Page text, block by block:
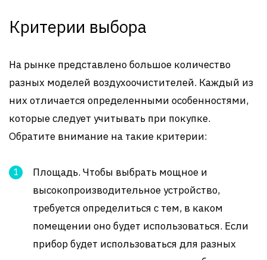
Критерии выбора
На рынке представлено большое количество
разных моделей воздухоочистителей. Каждый из
них отличается определенными особенностями,
которые следует учитывать при покупке.
Обратите внимание на такие критерии:
Площадь. Чтобы выбрать мощное и
высокопроизводительное устройство,
требуется определиться с тем, в каком
помещении оно будет использоваться. Если
прибор будет использоваться для разных